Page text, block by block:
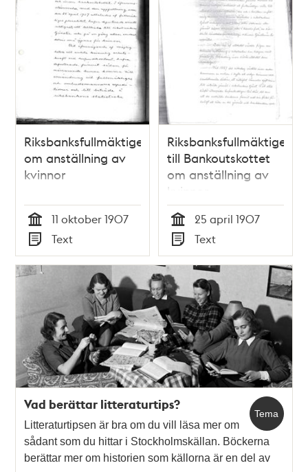
Riksbanksfullmäktige
om anställning av
kvinnor
Tid
11 oktober 1907
Typ
Text
Riksbanksfullmäktige
till Bankoutskottet
om anställning av
kvinnor
Tid
25 april 1907
Typ
Text
Tema
Vad berättar litteraturtips?
Litteraturtipsen är bra om du vill läsa mer om
sådant som du hittar i Stockholmskällan. Böckerna
berättar mer om historien som källorna är en del av